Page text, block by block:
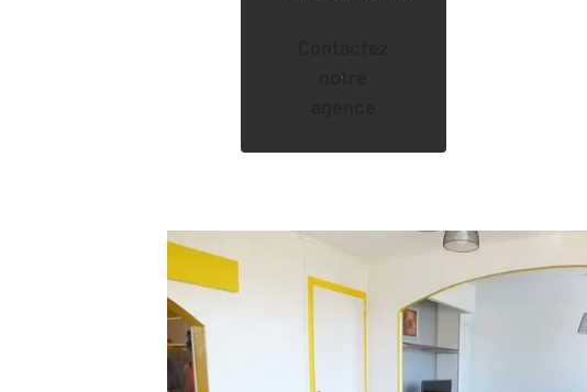
notre